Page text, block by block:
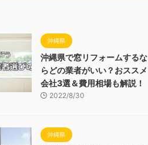
沖縄県
沖縄県で窓リフォームするな
らどの業者がいい？おススメ
会社3選＆費用相場も解説！
2022/8/30
沖縄県